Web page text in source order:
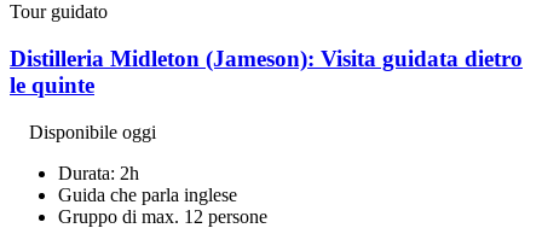
Tour guidato
Distilleria Midleton (Jameson): Visita guidata dietro
le quinte
Disponibile oggi
Durata: 2h
Guida che parla inglese
Gruppo di max. 12 persone